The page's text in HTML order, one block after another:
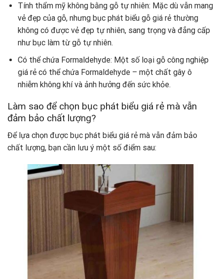
Tính thẩm mỹ không bằng gỗ tự nhiên: Mặc dù vẫn mang
vẻ đẹp của gỗ, nhưng bục phát biểu gỗ giá rẻ thường
không có được vẻ đẹp tự nhiên, sang trọng và đẳng cấp
như bục làm từ gỗ tự nhiên.
Có thể chứa Formaldehyde: Một số loại gỗ công nghiệp
giá rẻ có thể chứa Formaldehyde – một chất gây ô
nhiễm không khí và ảnh hưởng đến sức khỏe.
Làm sao để chọn bục phát biểu giá rẻ mà vẫn
đảm bảo chất lượng?
Để lựa chọn được bục phát biểu giá rẻ mà vẫn đảm bảo
chất lượng, bạn cần lưu ý một số điểm sau: